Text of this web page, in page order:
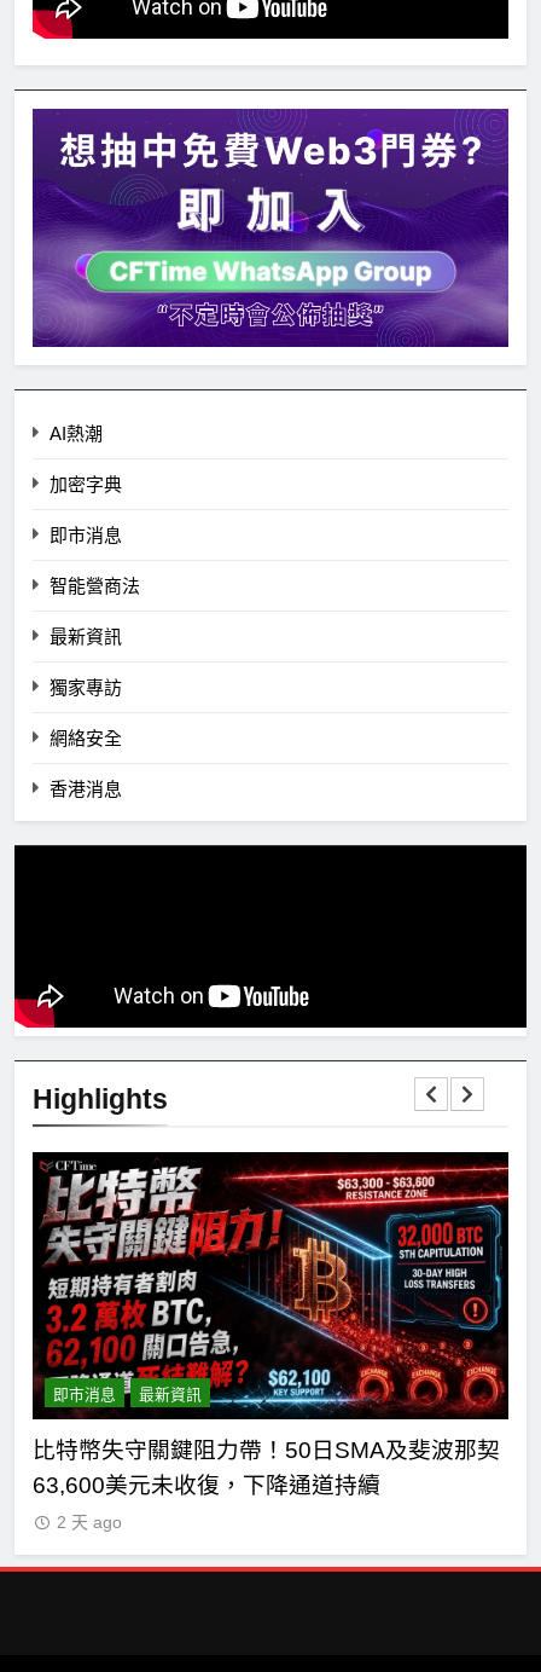
AI熱潮
加密字典
即市消息
智能營商法
最新資訊
獨家專訪
網絡安全
香港消息
Highlights
即市消息 最新資訊
比特幣失守關鍵阻力帶！50日SMA及斐波那契
63,600美元未收復，下降通道持續
2 天 ago